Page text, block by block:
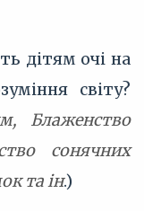
дітям очі на
світу?
Блаженство
сонячних
та ін.)